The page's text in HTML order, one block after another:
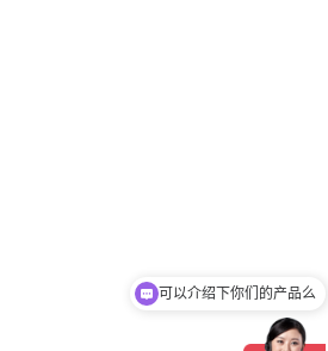
可以介绍下你们的产品么